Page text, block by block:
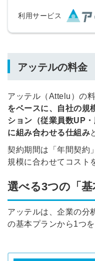
利用サービス
アッテルの料金
アッテル（Attelu）の料
をベースに、自社の規
ション（従業員数UP
に組み合わせる仕組み
契約期間は「年間契約
規模に合わせてコスト
選べる3つの「基
アッテルは、企業の分
の基本プランから1つを